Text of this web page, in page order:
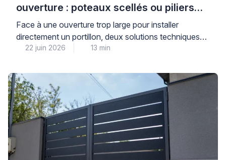
ouverture : poteaux scellés ou piliers
maçonnés ?
Face à une ouverture trop large pour installer
directement un portillon, deux solutions techniques
s’offrent à vous : le scellement de poteaux ou la
décision conditionne directement la stabilité, la
durabilité et la sécurité de votre installation sur le long
terme. Pour faire le bon choix, il convient […]
22 juin 2026 13 min